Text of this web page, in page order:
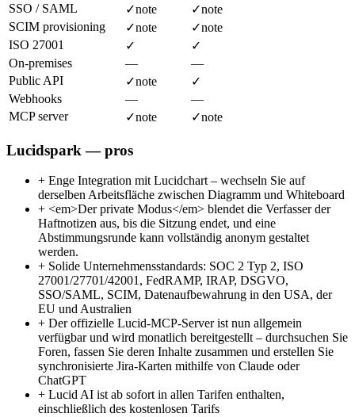
SSO / SAML
✓note ✓note
SCIM provisioning
✓note ✓note
ISO 27001
✓
✓
On-premises
—
—
Public API
✓note
✓
Webhooks
—
—
MCP server
✓note ✓note
Lucidspark — pros
+ Enge Integration mit Lucidchart – wechseln Sie auf
derselben Arbeitsfläche zwischen Diagramm und Whiteboard
+ <em>Der private Modus</em> blendet die Verfasser der
Haftnotizen aus, bis die Sitzung endet, und eine
Abstimmungsrunde kann vollständig anonym gestaltet
werden.
+ Solide Unternehmensstandards: SOC 2 Typ 2, ISO
27001/27701/42001, FedRAMP, IRAP, DSGVO,
SSO/SAML, SCIM, Datenaufbewahrung in den USA, der
EU und Australien
+ Der offizielle Lucid-MCP-Server ist nun allgemein
verfügbar und wird monatlich bereitgestellt – durchsuchen Sie
Foren, fassen Sie deren Inhalte zusammen und erstellen Sie
synchronisierte Jira-Karten mithilfe von Claude oder
ChatGPT
+ Lucid AI ist ab sofort in allen Tarifen enthalten,
einschließlich des kostenlosen Tarifs